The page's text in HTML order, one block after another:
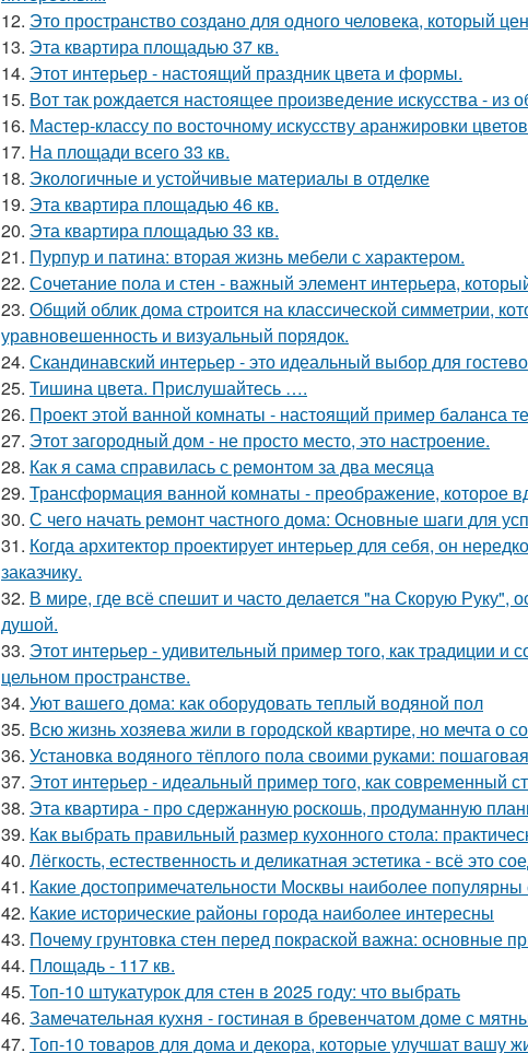
12. Это пространство создано для одного человека, который
13. Эта квартира площадью 37 кв.
14. Этот интерьер - настоящий праздник цвета и формы.
15. Вот так рождается настоящее произведение искусства - из
16. Мастер-классу по восточному искусству аранжировки
17. На площади всего 33 кв.
18. Экологичные и устойчивые материалы в отделке
19. Эта квартира площадью 46 кв.
20. Эта квартира площадью 33 кв.
21. Пурпур и патина: вторая жизнь мебели с характером.
22. Сочетание пола и стен - важный элемент интерьера,
23. Общий облик дома строится на классической симметрии,
уравновешенность и визуальный порядок.
24. Скандинавский интерьер - это идеальный выбор для
25. Тишина цвета. Прислушайтесь ….
26. Проект этой ванной комнаты - настоящий пример баланса
27. Этот загородный дом - не просто место, это настроение.
28. Как я сама справилась с ремонтом за два месяца
29. Трансформация ванной комнаты - преображение, которое
30. С чего начать ремонт частного дома: Основные шаги для
31. Когда архитектор проектирует интерьер для себя, он
заказчику.
32. В мире, где всё спешит и часто делается "на Скорую Руку",
душой.
33. Этот интерьер - удивительный пример того, как традиции и
цельном пространстве.
34. Уют вашего дома: как оборудовать теплый водяной пол
35. Всю жизнь хозяева жили в городской квартире, но мечта о
36. Установка водяного тёплого пола своими руками:
37. Этот интерьер - идеальный пример того, как
38. Эта квартира - про сдержанную роскошь, продуманную
39. Как выбрать правильный размер кухонного стола:
40. Лёгкость, естественность и деликатная эстетика - всё это
41. Какие достопримечательности Москвы наиболее
42. Какие исторические районы города наиболее интересны
43. Почему грунтовка стен перед покраской важна: основные
44. Площадь - 117 кв.
45. Топ-10 штукатурок для стен в 2025 году: что выбрать
46. Замечательная кухня - гостиная в бревенчатом доме с
47. Топ-10 товаров для дома и декора, которые улучшат вашу